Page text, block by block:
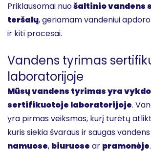
Priklausomai nuošaltinio vandens
teršalų, geriamam vandeniui
ir kiti procesai.
Vandens tyrimas
laboratorijoje
Mūsų vandens tyrimas yra
sertifikuotoje laboratorijoje.
yra pirmas veiksmas, kurį turėtų
kuris siekia švaraus ir saugas
namuose, biuruose ar pramonėje.